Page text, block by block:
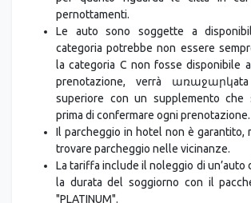
categoria potrebbe non essere
la categoria C non fosse disponibile
prenotazione, verrà
superiore con un supplemento che
prima di confermare ogni prenotazione.
Il parcheggio in hotel non è garantito,
trovare parcheggio nelle vicinanze.
La tariffa include il noleggio di un’auto
la durata del soggiorno con il
"PLATINUM".
I conducenti devono avere una
check-in.